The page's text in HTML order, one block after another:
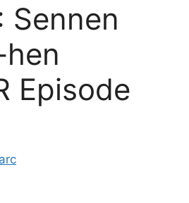
Sennen
Episode